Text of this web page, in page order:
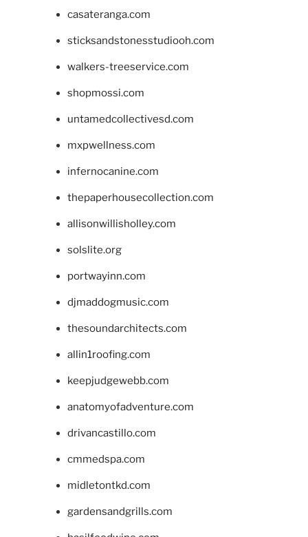
casateranga.com
sticksandstonesstudiooh.com
walkers-treeservice.com
shopmossi.com
untamedcollectivesd.com
mxpwellness.com
infernocanine.com
thepaperhousecollection.com
allisonwillisholley.com
solslite.org
portwayinn.com
djmaddogmusic.com
thesoundarchitects.com
allin1roofing.com
keepjudgewebb.com
anatomyofadventure.com
drivancastillo.com
cmmedspa.com
midletontkd.com
gardensandgrills.com